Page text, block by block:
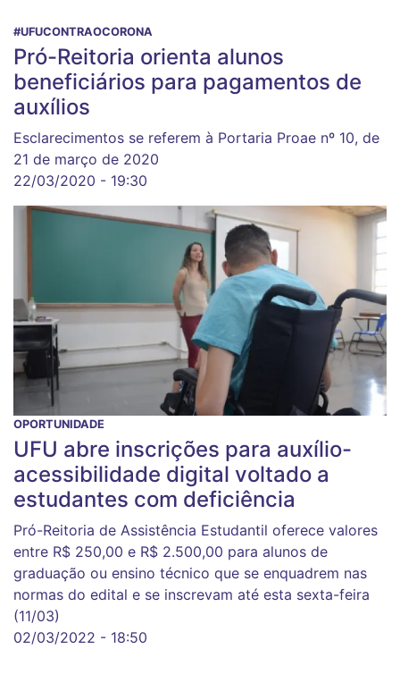
#UFUCONTRAOCORONA
Pró-Reitoria orienta alunos
beneficiários para pagamentos de
auxílios
Esclarecimentos se referem à Portaria Proae nº 10, de
21 de março de 2020
22/03/2020 - 19:30
OPORTUNIDADE
UFU abre inscrições para auxílio-
acessibilidade digital voltado a
estudantes com deficiência
Pró-Reitoria de Assistência Estudantil oferece valores
entre R$ 250,00 e R$ 2.500,00 para alunos de
graduação ou ensino técnico que se enquadrem nas
normas do edital e se inscrevam até esta sexta-feira
(11/03)
02/03/2022 - 18:50